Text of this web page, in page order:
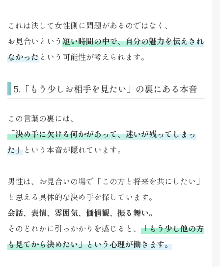
これは決して女性側に問題があるのではなく、
お見合いという短い時間の中で、自分の魅力を伝えきれ
なかった という可能性が考えられます。
5.「もう少しお相手を見たい」の裏にある本音
この言葉の裏には、
「決め手に欠ける何かがあって、迷いが残ってしまっ
た」 という本音が隠れています。
男性は、お見合いの場で「この方と将来を共にしたい」
と思える具体的な決め手を探しています。
会話、表情、雰囲気、価値観、振る舞い。
そのどれかに引っかかりを感じると、 「もう少し他の方
も見てから決めたい」という心理が働きます。